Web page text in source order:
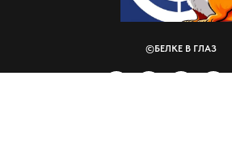
©БЕЛКЕ В ГЛАЗ